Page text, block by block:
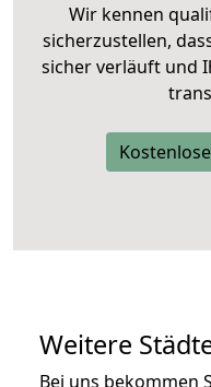
Wir kennen
sicherzustellen,
sicher verläuft und
Weitere
Bei uns bekommen